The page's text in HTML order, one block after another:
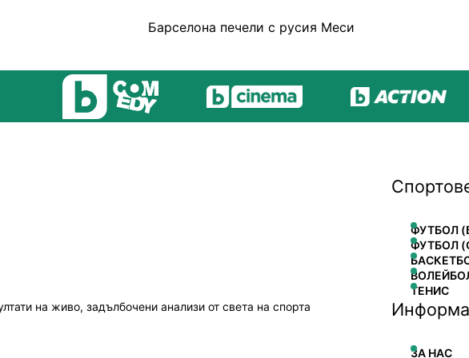
Барселона печели с русия Меси
на живо, задълбочени анализи от света на спорта
ФУТБОЛ
ФУТБОЛ
ТЕНИС
ЗА НАС